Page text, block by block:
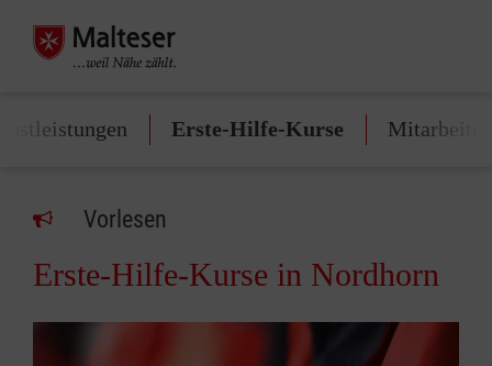
Erste-Hilfe-Kurse Mitarbeiten
Vorlesen
Erste-Hilfe-Kurse in Nordhorn